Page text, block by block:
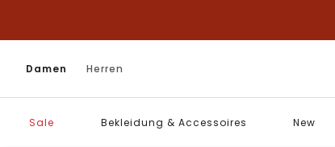
Damen Herren
Sale Bekleidung & Accessoires New